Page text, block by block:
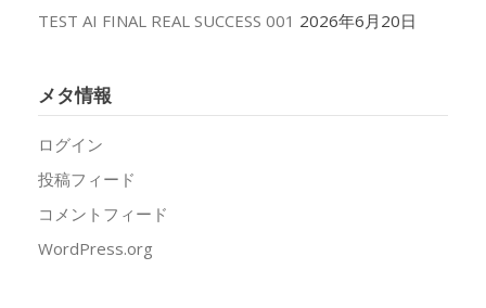
TEST AI FINAL REAL SUCCESS 001 2026年6月20日
メタ情報
ログイン
投稿フィード
コメントフィード
WordPress.org